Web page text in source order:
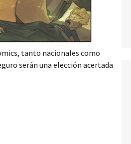
tanto nacionales como
serán una elección acertada